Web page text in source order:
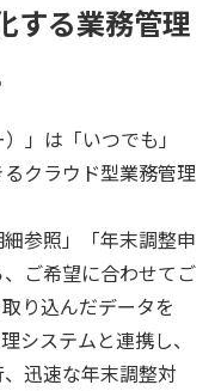
する業務管理
」は「いつでも」
るクラウド型業務管理
参照」「年末調整申
ご希望に合わせてご
り込んだデータを
システムと連携し、
迅速な年末調整対